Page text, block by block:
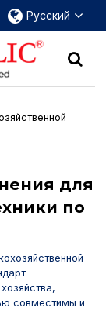
Русский
для
по
совместимы и